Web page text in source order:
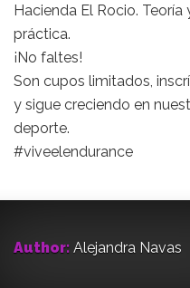
Hacienda El Rocio. Teoría
práctica.
¡No faltes!
Son cupos limitados,
y sigue creciendo en
deporte.
#viveelendurance
Author: Alejandra Navas